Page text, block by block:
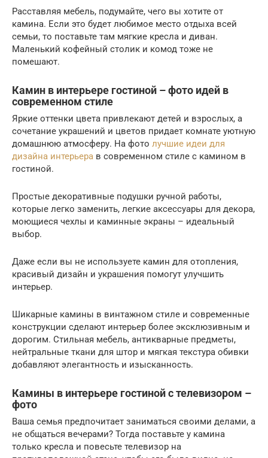
Расставляя мебель, подумайте, чего вы хотите от
камина. Если это будет любимое место отдыха всей
семьи, то поставьте там мягкие кресла и диван.
Маленький кофейный столик и комод тоже не
помешают.
Камин в интерьере гостиной – фото идей в
современном стиле
Яркие оттенки цвета привлекают детей и взрослых, а
сочетание украшений и цветов придает комнате уютную
домашнюю атмосферу. На фото лучшие идеи для
дизайна интерьера в современном стиле с камином в
гостиной.
Простые декоративные подушки ручной работы,
которые легко заменить, легкие аксессуары для декора,
моющиеся чехлы и каминные экраны – идеальный
выбор.
Даже если вы не используете камин для отопления,
красивый дизайн и украшения помогут улучшить
интерьер.
Шикарные камины в винтажном стиле и современные
конструкции сделают интерьер более эксклюзивным и
дорогим. Стильная мебель, антикварные предметы,
нейтральные ткани для штор и мягкая текстура обивки
добавляют элегантность и изысканность.
Камины в интерьере гостиной с телевизором –
фото
Ваша семья предпочитает заниматься своими делами, а
не общаться вечерами? Тогда поставьте у камина
только кресла и повесьте телевизор на